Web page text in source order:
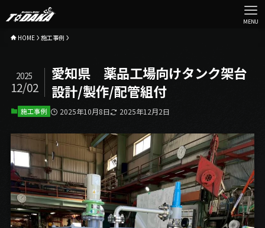
MENU
HOME 施工事例
愛知県 薬品工場向けタンク架台
設計/製作/配管組付
2025
12/02
施工事例 2025年10月8日 2025年12月2日